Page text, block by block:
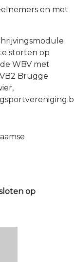
en met
storten op
WBV met
Brugge
op